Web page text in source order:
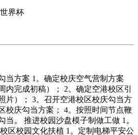
界杯
方案 1。确定校庆空气营制方案
内完成初稿）； 2。确定空港校区引
片）； 3。召开空港校区校庆勾当方
校庆勾当方案； 4。按照时间节点鞭
当。 推进校园沙盘模子制做工做 1。
区校园文化扶植 1。定制电梯平安公